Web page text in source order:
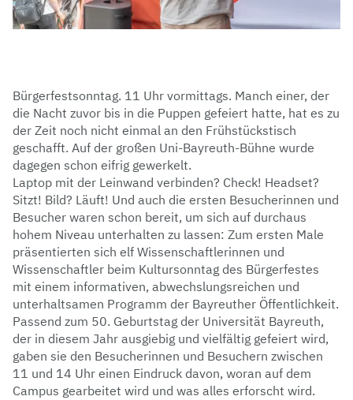
Bürgerfestsonntag. 11 Uhr vormittags. Manch einer, der
die Nacht zuvor bis in die Puppen gefeiert hatte, hat es zu
der Zeit noch nicht einmal an den Frühstückstisch
geschafft. Auf der großen Uni-Bayreuth-Bühne wurde
dagegen schon eifrig gewerkelt.
Laptop mit der Leinwand verbinden? Check! Headset?
Sitzt! Bild? Läuft! Und auch die ersten Besucherinnen und
Besucher waren schon bereit, um sich auf durchaus
hohem Niveau unterhalten zu lassen: Zum ersten Male
präsentierten sich elf Wissenschaftlerinnen und
Wissenschaftler beim Kultursonntag des Bürgerfestes
mit einem informativen, abwechslungsreichen und
unterhaltsamen Programm der Bayreuther Öffentlichkeit.
Passend zum 50. Geburtstag der Universität Bayreuth,
der in diesem Jahr ausgiebig und vielfältig gefeiert wird,
gaben sie den Besucherinnen und Besuchern zwischen
11 und 14 Uhr einen Eindruck davon, woran auf dem
Campus gearbeitet wird und was alles erforscht wird.